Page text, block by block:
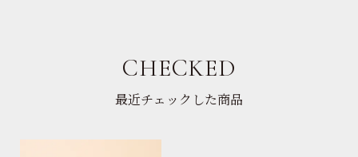
CHECKED
最近チェックした商品